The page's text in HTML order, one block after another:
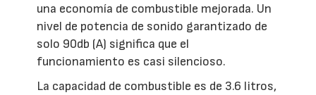
una economía de combustible mejorada. Un
nivel de potencia de sonido garantizado de
solo 90db (A) significa que el
funcionamiento es casi silencioso.
La capacidad de combustible es de 3.6 litros,